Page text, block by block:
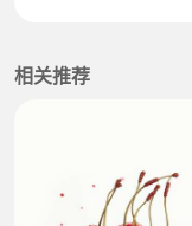
相关推荐